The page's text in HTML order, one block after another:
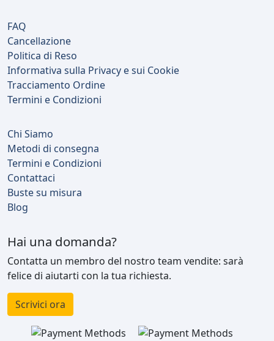
FAQ
Cancellazione
Politica di Reso
Informativa sulla Privacy e sui Cookie
Tracciamento Ordine
Termini e Condizioni
Chi Siamo
Metodi di consegna
Termini e Condizioni
Contattaci
Buste su misura
Blog
Hai una domanda?
Contatta un membro del nostro team vendite: sarà
felice di aiutarti con la tua richiesta.
Scrivici ora